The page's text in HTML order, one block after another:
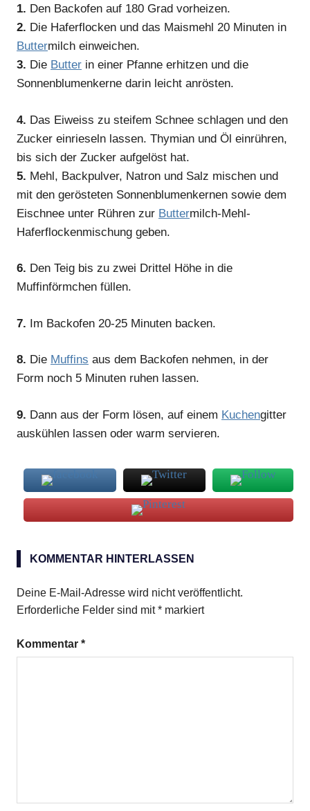
1. Den Backofen auf 180 Grad vorheizen.
2. Die Haferflocken und das Maismehl 20 Minuten in
Buttermilch einweichen.
3. Die Butter in einer Pfanne erhitzen und die
Sonnenblumenkerne darin leicht anrösten.
4. Das Eiweiss zu steifem Schnee schlagen und den
Zucker einrieseln lassen. Thymian und Öl einrühren,
bis sich der Zucker aufgelöst hat.
5. Mehl, Backpulver, Natron und Salz mischen und
mit den gerösteten Sonnenblumenkernen sowie dem
Eischnee unter Rühren zur Buttermilch-Mehl-
Haferflockenmischung geben.
6. Den Teig bis zu zwei Drittel Höhe in die
Muffinförmchen füllen.
7. Im Backofen 20-25 Minuten backen.
8. Die Muffins aus dem Backofen nehmen, in der
Form noch 5 Minuten ruhen lassen.
9. Dann aus der Form lösen, auf einem Kuchengitter
auskühlen lassen oder warm servieren.
getrockneter
oder
Oregano
KOMMENTAR HINTERLASSEN
Deine E-Mail-Adresse wird nicht veröffentlicht.
Erforderliche Felder sind mit* markiert
Kommentar *